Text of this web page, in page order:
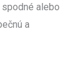
spodné alebo
a